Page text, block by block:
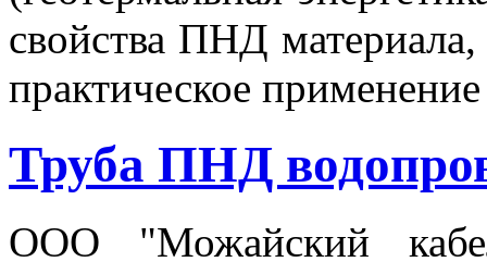
свойства ПНД
практическое
Труба ПНД
ООО "Можайский